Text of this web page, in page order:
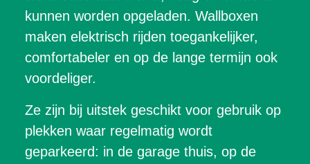
kunnen worden opgeladen. Wallboxen
maken elektrisch rijden toegankelijker,
comfortabeler en op de lange termijn ook
voordeliger.
Ze zijn bij uitstek geschikt voor gebruik op
plekken waar regelmatig wordt
geparkeerd: in de garage thuis, op de